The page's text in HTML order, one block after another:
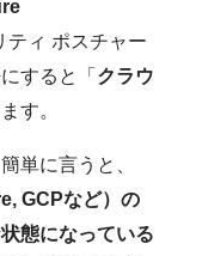
ティ ポスチャー
すると「 クラウ
す。
単に言うと、
GCPなど）の
態になっている